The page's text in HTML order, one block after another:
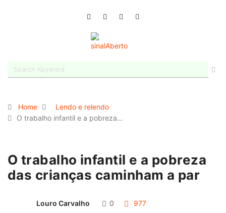
Home
Lendo e relendo
O trabalho infantil e a pobreza…
O trabalho infantil e a pobreza
das crianças caminham a par
Louro Carvalho 0 977